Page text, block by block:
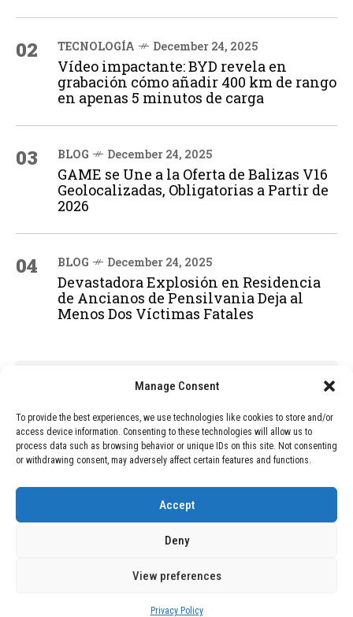
Manage Consent
To provide the best experiences, we use technologies like cookies to store and/or
access device information. Consenting to these technologies will allow us to
process data such as browsing behavior or unique IDs on this site. Not consenting
or withdrawing consent, may adversely affect certain features and functions.
Accept
Deny
View preferences
Privacy Policy
02 TECNOLOGÍA December 24, 2025
Vídeo impactante: BYD revela en
grabación cómo añadir 400 km de rango
en apenas 5 minutos de carga
03 BLOG December 24, 2025
GAME se Une a la Oferta de Balizas V16
Geolocalizadas, Obligatorias a Partir de
2026
04 BLOG December 24, 2025
Devastadora Explosión en Residencia
de Ancianos de Pensilvania Deja al
Menos Dos Víctimas Fatales